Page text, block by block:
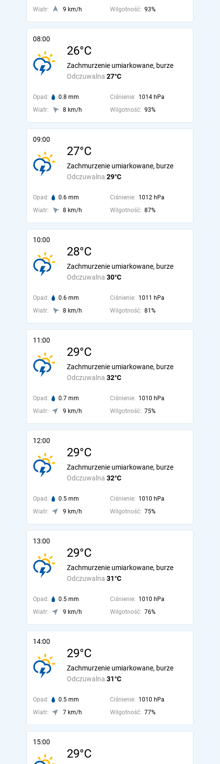
Wiatr: 9 km/h Wilgotność: 93%
08:00
26°C
Odczuwalna 27°C
Zachmurzenie umiarkowane, burze
Opad: 0.8 mm Ciśnienie: 1014 hPa
Wiatr:
8 km/h Wilgotność: 93%
09:00
27°C
Odczuwalna 29°C
Zachmurzenie umiarkowane, burze
Opad: 0.6 mm Ciśnienie: 1012 hPa
Wiatr:
8 km/h Wilgotność: 87%
10:00
28°C
Odczuwalna 30°C
Zachmurzenie umiarkowane, burze
Opad: 0.6 mm Ciśnienie: 1011 hPa
Wiatr:
8 km/h Wilgotność: 81%
11:00
29°C
Odczuwalna 32°C
Zachmurzenie umiarkowane, burze
Opad: 0.7 mm Ciśnienie: 1010 hPa
Wiatr:
9 km/h Wilgotność: 75%
12:00
29°C
Odczuwalna 32°C
Zachmurzenie umiarkowane, burze
Opad: 0.5 mm Ciśnienie: 1010 hPa
Wiatr:
9 km/h Wilgotność: 75%
13:00
29°C
Odczuwalna 31°C
Zachmurzenie umiarkowane, burze
Opad: 0.5 mm Ciśnienie: 1010 hPa
Wiatr:
9 km/h Wilgotność: 76%
14:00
29°C
Odczuwalna 31°C
Zachmurzenie umiarkowane, burze
Opad: 0.5 mm Ciśnienie: 1010 hPa
Wiatr:
7 km/h Wilgotność: 77%
15:00
29°C